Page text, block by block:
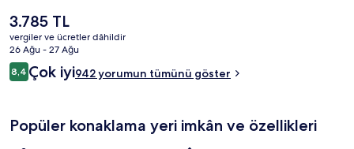
olanağı ile keyiflerine bakabilir. Coffe House yerel ve uluslararası
mutfak yemekleri sunar ve kahvaltı, öğle yemeği ve akşam yemeği
için açıktır. Ücretsiz çocuk kulübü, havuz kenarı barı ve spor salonu
diğer öne çıkan özellikler arasındadır. Misafirler arasında yardıma
hazır personel seviliyor.
Şu
anki
fiyat
3.785 TL
3.785 TL
vergiler ve ücretler dâhildir
26 Ağu - 27 Ağu
Yorumlar
8,48,4/10
Çok iyi942 yorumun tümünü göster
Popüler konaklama yeri imkân ve özellikleri